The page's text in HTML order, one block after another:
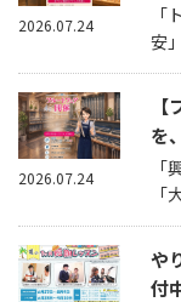
安
2026.07.24
を
2026.07.24
や
付